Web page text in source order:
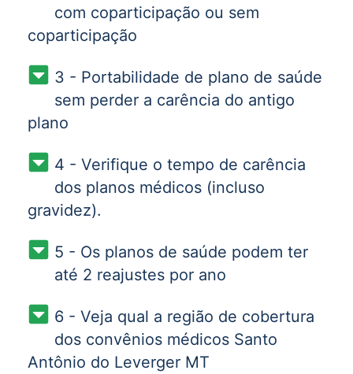
com coparticipação ou sem
coparticipação
3 - Portabilidade de plano de saúde
sem perder a carência do antigo
plano
4 - Verifique o tempo de carência
dos planos médicos (incluso
gravidez).
5 - Os planos de saúde podem ter
até 2 reajustes por ano
6 - Veja qual a região de cobertura
dos convênios médicos Santo
Antônio do Leverger MT